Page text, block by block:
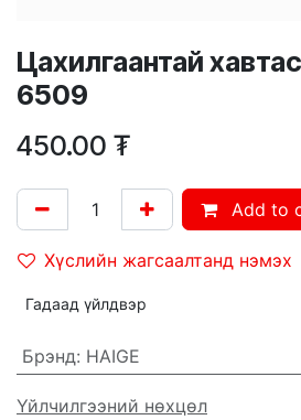
Цахилгаантай
6509
450.00 ₮
Add to
Хүслийн жагсаалтанд нэмэх
Гадаад үйлдвэр
Брэнд: HAIGE
Үйлчилгээний нөхцөл